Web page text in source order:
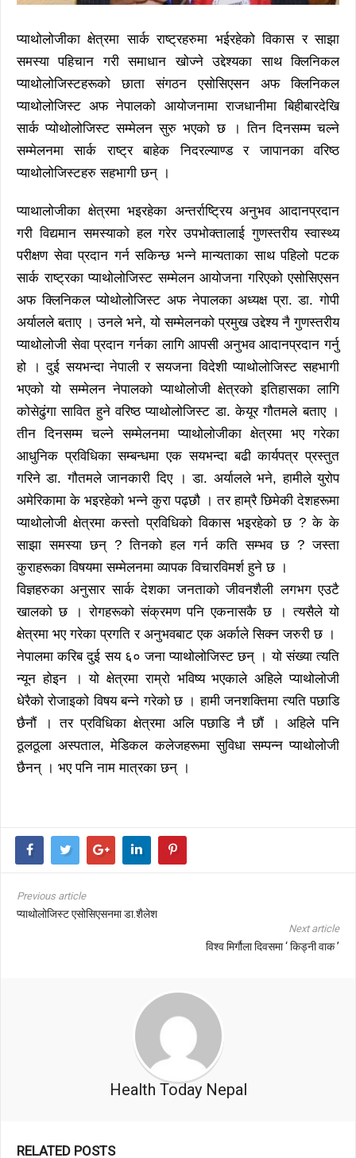
प्याथोलोजीका क्षेत्रमा सार्क राष्ट्रहरुमा भईरहेको विकास र साझा
समस्या पहिचान गरी समाधान खोज्ने उद्देश्यका साथ क्लिनिकल
प्याथोलोजिस्टहरूको छाता संगठन एसोसिएसन अफ क्लिनिकल
प्याथोलोजिस्ट अफ नेपालको आयोजनामा राजधानीमा बिहीबारदेखि
सार्क प्योथोलोजिस्ट सम्मेलन सुरु भएको छ । तिन दिनसम्म चल्ने
सम्मेलनमा सार्क राष्ट्र बाहेक निदरल्याण्ड र जापानका वरिष्ठ
प्याथोलोजिस्टहरु सहभागी छन् ।
प्याथालोजीका क्षेत्रमा भइरहेका अन्तर्राष्ट्रिय अनुभव आदानप्रदान
गरी विद्यमान समस्याको हल गरेर उपभोक्तालाई गुणस्तरीय स्वास्थ्य
परीक्षण सेवा प्रदान गर्न सकिन्छ भन्ने मान्यताका साथ पहिलो पटक
सार्क राष्ट्रका प्याथोलोजिस्ट सम्मेलन आयोजना गरिएको एसोसिएसन
अफ क्लिनिकल प्योथोलोजिस्ट अफ नेपालका अध्यक्ष प्रा. डा. गोपी
अर्यालले बताए । उनले भने, यो सम्मेलनको प्रमुख उद्देश्य नै गुणस्तरीय
प्याथोलोजी सेवा प्रदान गर्नका लागि आपसी अनुभव आदानप्रदान गर्नु
हो । दुई सयभन्दा नेपाली र सयजना विदेशी प्याथोलोजिस्ट सहभागी
भएको यो सम्मेलन नेपालको प्याथोलोजी क्षेत्रको इतिहासका लागि
कोसेढुंगा सावित हुने वरिष्ठ प्याथोलोजिस्ट डा. केयूर गौतमले बताए ।
तीन दिनसम्म चल्ने सम्मेलनमा प्याथोलोजीका क्षेत्रमा भए गरेका
आधुनिक प्रविधिका सम्बन्धमा एक सयभन्दा बढी कार्यपत्र प्रस्तुत
गरिने डा. गौतमले जानकारी दिए । डा. अर्यालले भने, हामीले युरोप
अमेरिकामा के भइरहेको भन्ने कुरा पढ्छौ । तर हाम्रै छिमेकी देशहरूमा
प्याथोलोजी क्षेत्रमा कस्तो प्रविधिको विकास भइरहेको छ ? के के
साझा समस्या छन् ? तिनको हल गर्न कति सम्भव छ ? जस्ता
कुराहरूका विषयमा सम्मेलनमा व्यापक विचारविमर्श हुने छ ।
विज्ञहरुका अनुसार सार्क देशका जनताको जीवनशैली लगभग एउटै
खालको छ । रोगहरूको संक्रमण पनि एकनासकै छ । त्यसैले यो
क्षेत्रमा भए गरेका प्रगति र अनुभवबाट एक अर्काले सिक्न जरुरी छ ।
नेपालमा करिब दुई सय ६० जना प्याथोलोजिस्ट छन् । यो संख्या त्यति
न्यून होइन । यो क्षेत्रमा राम्रो भविष्य भएकाले अहिले प्याथोलोजी
धेरैको रोजाइको विषय बन्ने गरेको छ । हामी जनशक्तिमा त्यति पछाडि
छैनौं । तर प्रविधिका क्षेत्रमा अलि पछाडि नै छौं । अहिले पनि
ठूलठूला अस्पताल, मेडिकल कलेजहरूमा सुविधा सम्पन्न प्याथोलोजी
छैनन् । भए पनि नाम मात्रका छन् ।
Previous article
प्याथोलोजिस्ट एसोसिएसनमा डा.शैलेश
Next article
विश्व मिर्गौला दिवसमा ‘ किड्नी वाक ’
Health Today Nepal
RELATED POSTS